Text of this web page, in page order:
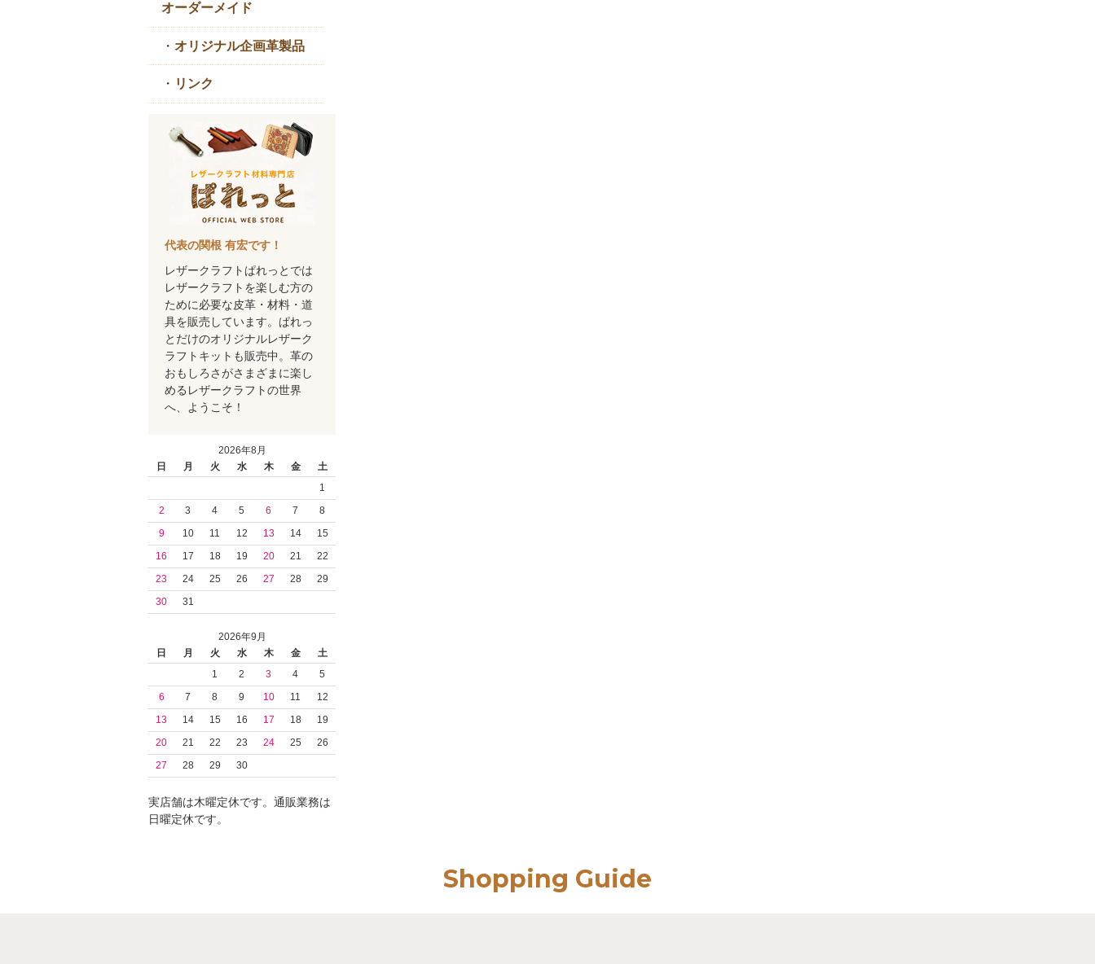
オーダーメイド
・ オリジナル企画革製品
・ リンク
代表の関根 有宏です！
レザークラフトぱれっとでは
レザークラフトを楽しむ方の
ために必要な皮革・材料・道
具を販売しています。ぱれっ
とだけのオリジナルレザーク
ラフトキットも販売中。革の
おもしろさがさまざまに楽し
めるレザークラフトの世界
へ、ようこそ！
2026年8月
日
月 火 水 木 金
土
1
2
3 4 5 6 7
8
9
10 11 12 13 14
15
16
17 18 19 20 21
22
23
24 25 26 27 28
29
30
31
2026年9月
日
月 火 水 木 金
土
1
2 3 4
5
6
7 8 9 10 11
12
13
14 15 16 17 18
19
20
21 22 23 24 25
26
27
28 29 30
実店舗は木曜定休です。通販業務は
日曜定休です。
Shopping Guide